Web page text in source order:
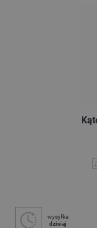
wysyłka
dzisiaj